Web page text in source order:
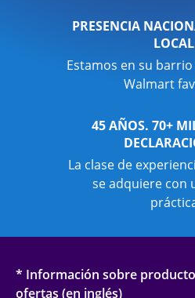
PRESENCIA
Estamos en su
Walmart
45 AÑOS. 70+
La clase de
se adquiere con
* Información sobre
ofertas (en inglés)